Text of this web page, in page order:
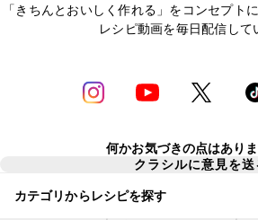
「きちんとおいしく作れる」をコンセプト
レシピ動画を毎日配信して
何かお気づきの点はあり
クラシルに意見を送
カテゴリからレシピを探す